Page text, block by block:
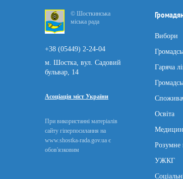
© Шосткинська
міська рада
+38 (05449) 2-24-04
м. Шостка, вул. Садовий
бульвар, 14
Асоціація міст України
При використанні матеріалів
сайту гіперпосилання на
www.shostka-rada.gov.ua є
обов'язковим
Вибори
Гаряча
Освіта
Розумне
УЖКГ